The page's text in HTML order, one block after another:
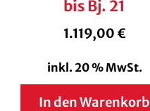
bis Bj. 21
1.119,00€
inkl. 20 % MwSt.
In den Warenkorb